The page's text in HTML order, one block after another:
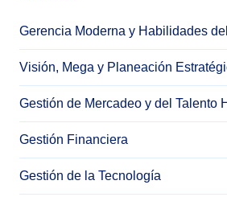
Gerencia Moderna y Habilidades
Visión, Mega y Planeación
Gestión de Mercadeo y del Talento
Gestión Financiera
Gestión de la Tecnología